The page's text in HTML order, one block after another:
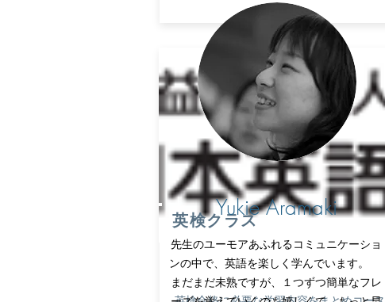
​英検クラス
​YukieAramaki
先生のユーモアあふれるコミュニケーショ
ンの中で、英語を楽しく学んでいます。
まだまだ未熟ですが、１つずつ簡単なフレ